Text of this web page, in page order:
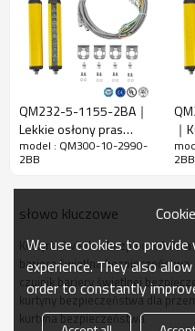
Wykryj
dokładność
15 mm
Ilość belek
300
działania
2990mm
Rozmiar
produktu
odbiornika.
Odległość
wykrywania
30-6000 mm
odpowiedzi
≤15ms
Dane mechaniczne
QM232-5-1155-2BA｜
Lekkie osłony pras
krawędziowych Czujnik
bezpieczeństwa
model : QM300-10-2990-
2BB
｜
2BB
słowo kluczowe
Kurtyna świetlna bezpieczeństwa
bariera świetlna bezpieczeństwa
czujnik bariery świetlnej
kurtyny bezpieczeństwa dla
kurtyna bezpieczeństwa
We use cookies to
experience. They also
order to constantly